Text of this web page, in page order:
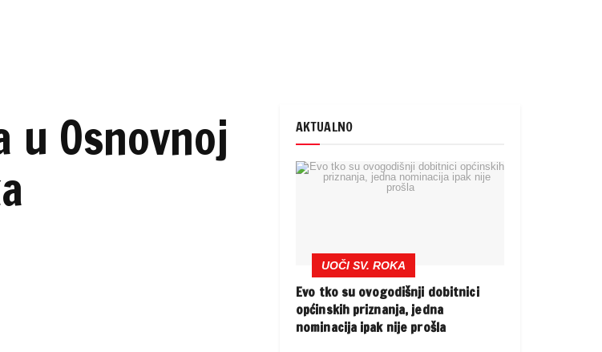
u Osnovnoj
AKTUALNO
UOČI SV. ROKA
Evo tko su ovogodišnji dobitnici
općinskih priznanja, jedna
nominacija ipak nije prošla